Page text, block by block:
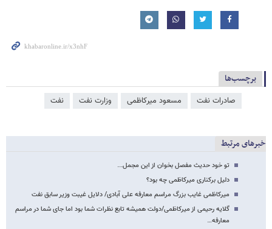
برچسب‌ها
صادرات نفت مسعود میرکاظمی وزارت نفت نفت
خبرهای مرتبط
تو خود حدیث مفصل بخوان از این مجمل...
دلیل برکناری میرکاظمی چه بود؟
میرکاظمی غایب بزرگ مراسم معارفه علی آبادی/ دلایل غیبت وزیر سابق نفت
گلایه رحیمی از میرکاظمی/دولت همیشه تابع نظرات شما بود اما جای شما در مراسم
معارفه…